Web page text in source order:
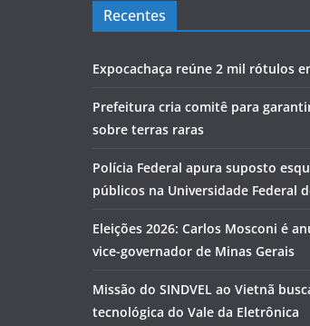
Recentes
Expocachaça reúne 2 mil rótulos
Prefeitura cria comitê para
sobre terras raras
Polícia Federal apura suposto
públicos na Universidade Federal
Eleições 2026: Carlos Mosconi é
vice-governador de Minas Gerais
Missão do SINDVEL ao Vietnã
tecnológica do Vale da Eletrônica